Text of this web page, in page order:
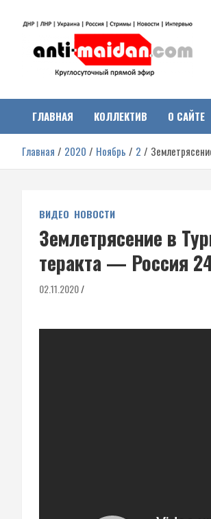
Антимайдан:
Гражданская
Украине
о гражданской войне на Украине, включая
ДНР, ЛНР и других регионах.
ГЛАВНАЯ КОЛЛЕКТИВ О САЙТЕ
Главная 2020 Ноябрь 2
ВИДЕО НОВОСТИ
Землетрясение в
теракта — Россия
02.11.2020